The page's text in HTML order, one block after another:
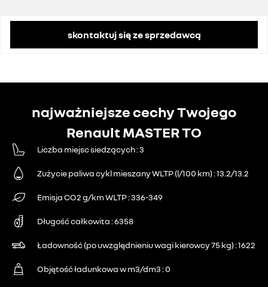
skontaktuj się ze sprzedawcą
najważniejsze cechy Twojego
Renault MASTER TO
Liczba miejsc siedzących 3
Zużycie paliwa cykl mieszany WLTP (l/100 km) 13.2/13.2
Emisja CO2 g/km WLTP 336-349
Długość całkowita 6358
Ładowność (po uwzględnieniu wagi kierowcy 75 kg) 1622
Objętość ładunkowa w m3/dm3 0